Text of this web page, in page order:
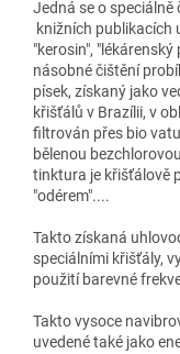
Jedná se o
knižních publikacích
"kerosin",
násobné čištění
písek, získaný jako
křišťálů v Brazílii, v
filtrován přes bio
bělenou
tinktura je křišťálově
"odérem"....
Takto získaná
speciálními křišťály,
použití barevné
Takto vysoce
uvedené také jako